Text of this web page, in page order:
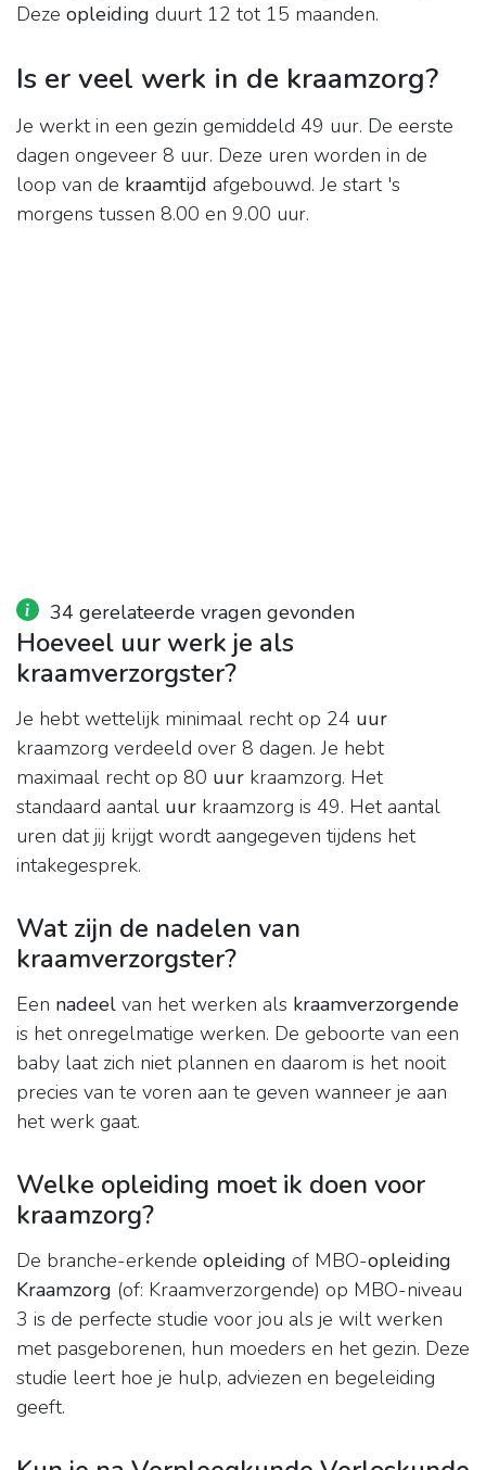
Deze opleiding duurt 12 tot 15 maanden.
Is er veel werk in de kraamzorg?
Je werkt in een gezin gemiddeld 49 uur. De eerste
dagen ongeveer 8 uur. Deze uren worden in de
loop van de kraamtijd afgebouwd. Je start 's
morgens tussen 8.00 en 9.00 uur.
34 gerelateerde vragen gevonden
Hoeveel uur werk je als
kraamverzorgster?
Je hebt wettelijk minimaal recht op 24 uur
kraamzorg verdeeld over 8 dagen. Je hebt
maximaal recht op 80 uur kraamzorg. Het
standaard aantal uur kraamzorg is 49. Het aantal
uren dat jij krijgt wordt aangegeven tijdens het
intakegesprek.
Wat zijn de nadelen van
kraamverzorgster?
Een nadeel van het werken als kraamverzorgende
is het onregelmatige werken. De geboorte van een
baby laat zich niet plannen en daarom is het nooit
precies van te voren aan te geven wanneer je aan
het werk gaat.
Welke opleiding moet ik doen voor
kraamzorg?
De branche-erkende opleiding of MBO-opleiding
Kraamzorg (of: Kraamverzorgende) op MBO-niveau
3 is de perfecte studie voor jou als je wilt werken
met pasgeborenen, hun moeders en het gezin. Deze
studie leert hoe je hulp, adviezen en begeleiding
geeft.